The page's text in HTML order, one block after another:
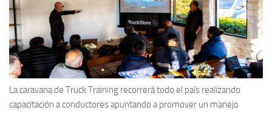
La caravana de Truck Training recorrerá todo el país realizando
capacitación a conductores apuntando a promover un manejo